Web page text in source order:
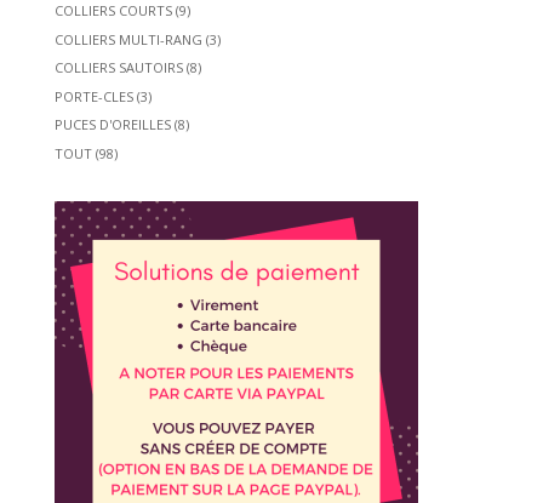
COLLIERS COURTS (9)
COLLIERS MULTI-RANG (3)
COLLIERS SAUTOIRS (8)
PORTE-CLES (3)
PUCES D'OREILLES (8)
TOUT (98)